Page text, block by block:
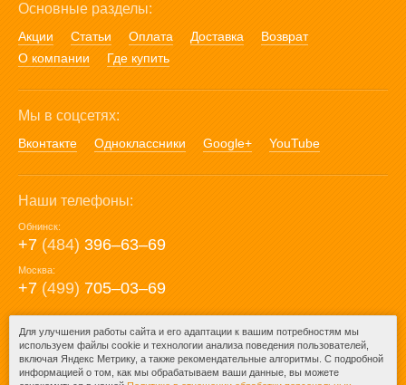
Основные разделы:
Акции Статьи Оплата Доставка
Возврат
О компании
Где купить
Мы в соцсетях:
Вконтакте Одноклассники Google+ YouTube
Наши телефоны:
Обнинск:
+7 (484) 396‒63‒69
Москва:
+7 (499) 705‒03‒69
E-mail:
mail@posuda40.ru
Для улучшения работы сайта и его адаптации к вашим потребностям мы
используем файлы cookie и технологии анализа поведения пользователей,
включая Яндекс Метрику, а также рекомендательные алгоритмы. С подробной
информацией о том, как мы обрабатываем ваши данные, вы можете